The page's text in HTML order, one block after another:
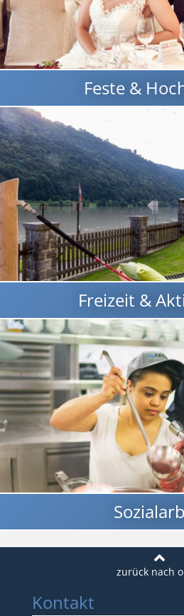
Feste &
Freizeit &
Kontakt